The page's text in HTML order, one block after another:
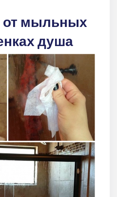
от мыльных
душа